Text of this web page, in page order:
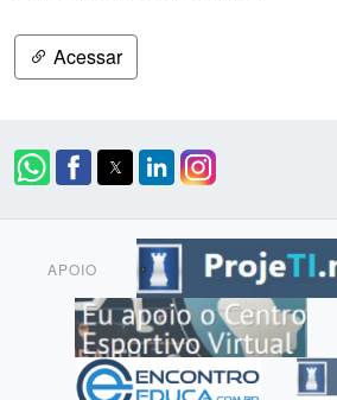
Acessar
APOIO